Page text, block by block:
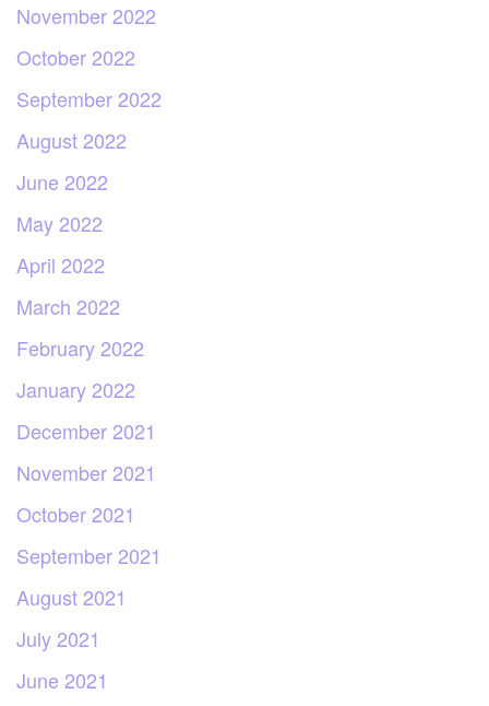
November 2022
October 2022
September 2022
August 2022
June 2022
May 2022
April 2022
March 2022
February 2022
January 2022
December 2021
November 2021
October 2021
September 2021
August 2021
July 2021
June 2021